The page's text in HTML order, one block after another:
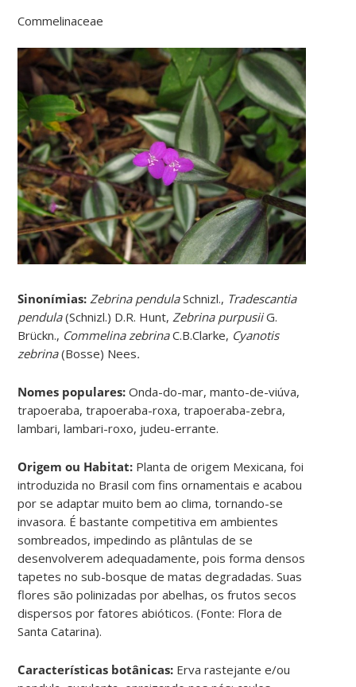
Commelinaceae
Sinonímias: Zebrina pendulaSchnizl., Tradescantia
pendula(Schnizl.) D.R. Hunt, Zebrina purpusiiG.
Brückn., Commelina zebrinaC.B.Clarke, Cyanotis
zebrina(Bosse) Nees.
Nomes populares:Onda-do-mar, manto-de-viúva,
trapoeraba, trapoeraba-roxa, trapoeraba-zebra,
lambari, lambari-roxo, judeu-errante.
Origem ou Habitat: Planta de origem Mexicana, foi
introduzida no Brasil com fins ornamentais e acabou
por se adaptar muito bem ao clima, tornando-se
invasora. É bastante competitiva em ambientes
sombreados, impedindo as plântulas de se
desenvolverem adequadamente, pois forma densos
tapetes no sub-bosque de matas degradadas. Suas
flores são polinizadas por abelhas, os frutos secos
dispersos por fatores abióticos. (Fonte: Flora de
Santa Catarina).
Características botânicas: Erva rastejante e/ou